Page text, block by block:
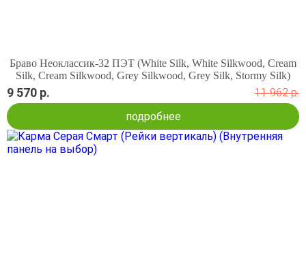
Браво Неоклассик-32 ПЭТ (White Silk, White Silkwood, Cream
Silk, Cream Silkwood, Grey Silkwood, Grey Silk, Stormy Silk)
9 570 р.
11 962 р.
подробнее